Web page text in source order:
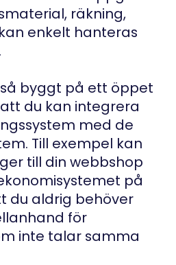
räkning,
enkelt hanteras
byggt på ett öppet
du kan integrera
med de
Till exempel kan
till din webbshop
på
du aldrig behöver
för
inte talar samma